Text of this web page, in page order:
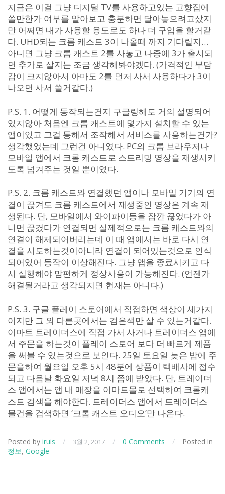
지금은 이걸 그냥 디지털 TV를 사용하고있는 고향집에
쓸만한가 여부를 알아보고 충분하면 달아놓으려고샀지
만 어쩌면 내가 사용할 용도로도 하나 더 구입을 할거같
다. UHD되는 크롬 캐스트 3이 나올때 까지 기다릴지…
아니면 그냥 크롬 캐스트 2를 사놓고 나중에 3가 출시되
면 추가로 살지는 조금 생각해봐야겠다. (가격적인 부담
감이 크지않아서 아마도 2를 먼저 사서 사용하다가 3이
나오면 사서 쓸거같다.)
P.S. 1. 어떻게 동작되는건지 구글링해도 거의 설명되어
있지않아 처음엔 크롬 캐스트에 몇가지 설치할 수 있는
앱이있고 그걸 통해서 조작해서 서비스를 사용하는건가?
생각했었는데 그런건 아니였다. PC의 크롬 브라우저나
모바일 앱에서 크롬 캐스트로 스트리밍 영상을 재생시키
도록 넘겨주는 것일 뿐이였다.
P.S. 2. 크롬 캐스트와 연결했던 앱이나 모바일 기기의 연
결이 끊겨도 크롬 캐스트에서 재생중인 영상은 계속 재
생된다. 단, 모바일에서 와이파이등을 잠깐 끊었다가 아
니면 끊겼다가 연결되면 실제적으로는 크롬 캐스트와의
연결이 해제되어버리는데 이 때 앱에서는 바로 다시 연
결을 시도하는것이아니라 연결이 되어있는것으로 인식
되어있어 동작이 이상해진다. 그냥 앱을 종료시키고 다
시 실행해야 맘편하게 정상사용이 가능해진다. (언젠가
해결될거라고 생각되지면 현재는 아니다.)
P.S. 3. 구글 플레이 스토어에서 직접하면 색상이 세가지
이지만 그 외 다른곳에서는 검은색만 살 수 있는거같다.
이마트 트레이더스에 직접 가서 사거나 트레이더스 앱에
서 주문을 하는것이 플레이 스토어 보다 더 빠르게 제품
을 써볼 수 있는것으로 보인다. 25일 토요일 늦은 밤에 주
문을하여 월요일 오후 5시 48분에 상품이 택배사에 접수
되고 다음날 화요일 저녁 8시 쯤에 받았다. 단, 트레이더
스 앱에서는 앱 내 매장을 이마트몰로 선택하여 크롬캐
스트 검색을 해야한다. 트레이더스 앱에서 트레이더스
물건을 검색하면 ‘크롬 캐스트 오디오’만 나온다.
Posted by iruis / 3월 2, 2017 / 0 Comments /
Posted in
정보, Google